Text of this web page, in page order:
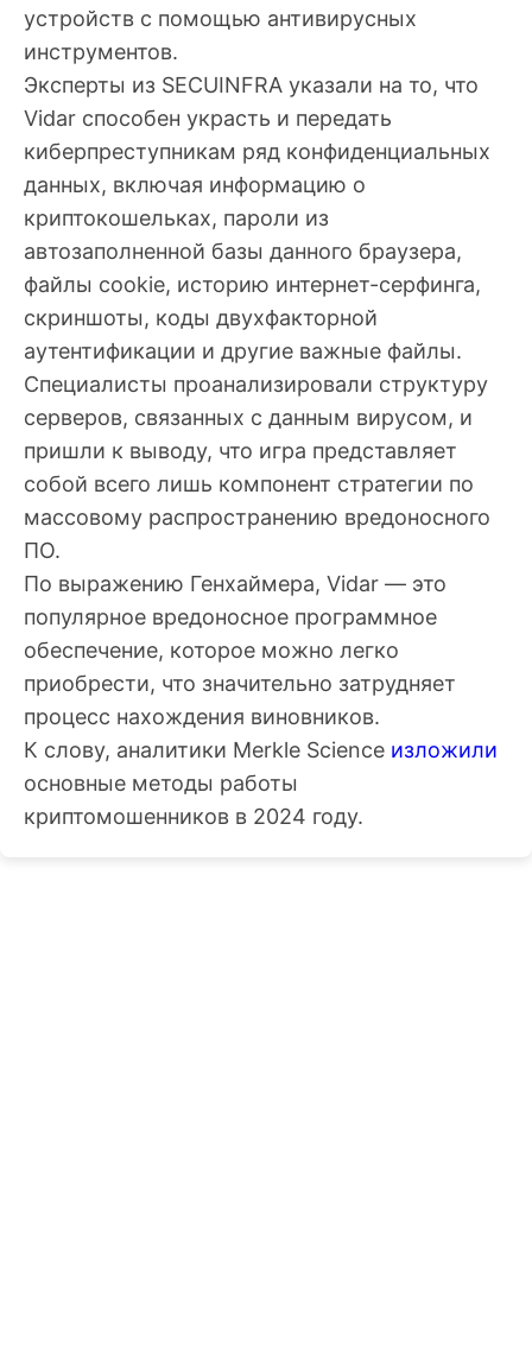
устройств с помощью антивирусных
инструментов.
Эксперты из SECUINFRA указали на то, что
Vidar способен украсть и передать
киберпреступникам ряд конфиденциальных
данных, включая информацию о
криптокошельках, пароли из
автозаполненной базы данного браузера,
файлы cookie, историю интернет-серфинга,
скриншоты, коды двухфакторной
аутентификации и другие важные файлы.
Специалисты проанализировали структуру
серверов, связанных с данным вирусом, и
пришли к выводу, что игра представляет
собой всего лишь компонент стратегии по
массовому распространению вредоносного
ПО.
По выражению Генхаймера, Vidar — это
популярное вредоносное программное
обеспечение, которое можно легко
приобрести, что значительно затрудняет
процесс нахождения виновников.
К слову, аналитики Merkle Science изложили
основные методы работы
криптомошенников в 2024 году.